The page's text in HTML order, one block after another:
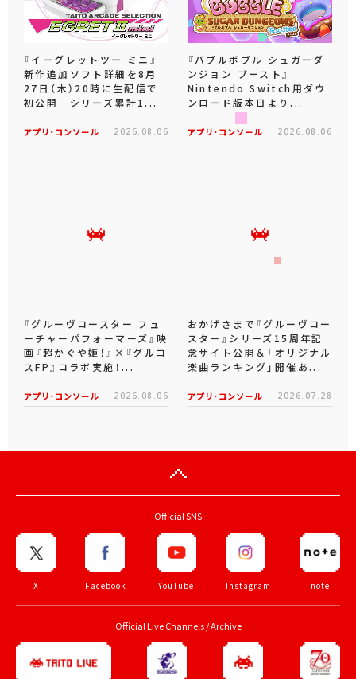
『イーグレットツー ミニ』
新作追加ソフト詳細を8月
27日（木）20時に生配信で
初公開 シリーズ累計1...
アプリ･コンソール 2026.08.06
『バブルボブル シュガーダ
ンジョン ブースト』
Nintendo Switch用ダウ
ンロード版本日より...
アプリ･コンソール 2026.08.06
『グルーヴコースター フュ
ーチャーパフォーマーズ』映
画『超かぐや姫！』×『グルコ
スFP』コラボ実施！...
アプリ･コンソール 2026.08.06
おかげさまで『グルーヴコー
スター』シリーズ15周年記
念サイト公開＆「オリジナル
楽曲ランキング」開催あ...
アプリ･コンソール 2026.07.28
Official SNS
X Facebook YouTube Instagram note
Official Live Channels / Archive